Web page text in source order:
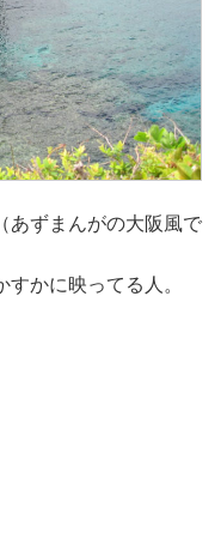
あずまんがの大阪風で
かに映ってる人。